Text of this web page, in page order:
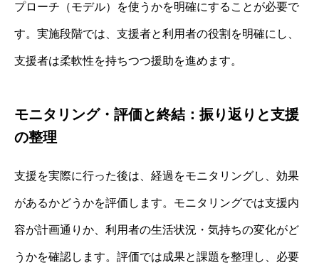
プローチ（モデル）を使うかを明確にすることが必要で
す。実施段階では、支援者と利用者の役割を明確にし、
支援者は柔軟性を持ちつつ援助を進めます。
モニタリング・評価と終結：振り返りと支援
の整理
支援を実際に行った後は、経過をモニタリングし、効果
があるかどうかを評価します。モニタリングでは支援内
容が計画通りか、利用者の生活状況・気持ちの変化がど
うかを確認します。評価では成果と課題を整理し、必要